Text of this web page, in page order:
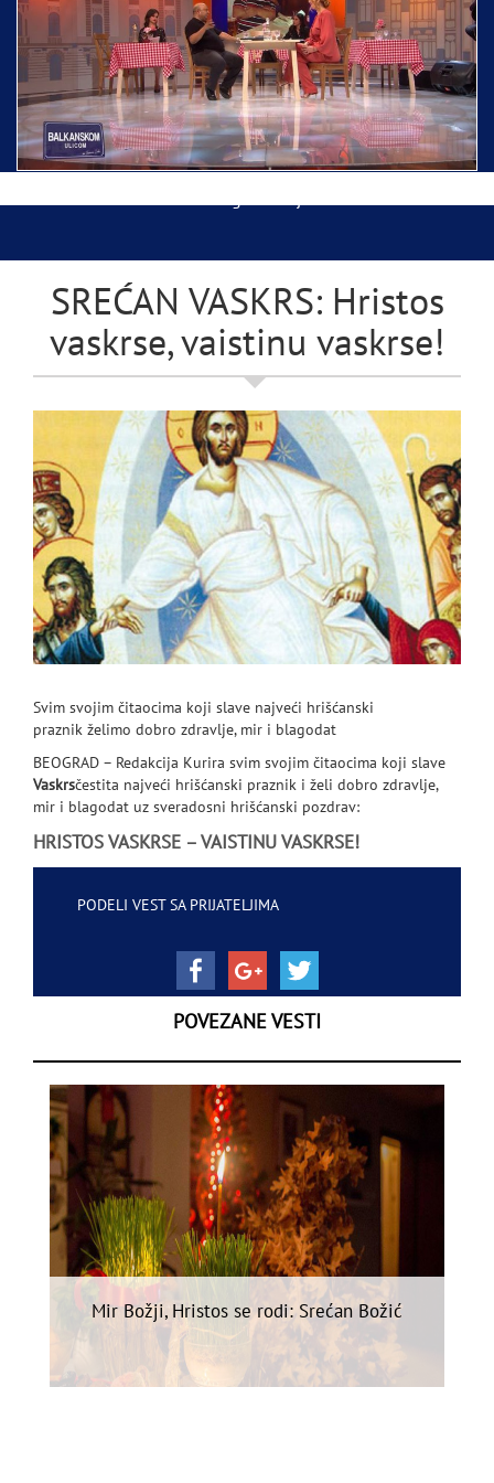
Ispraćaj Pojasa Presvete Bogorodice danas iz
Hrama Svetog Save
SREĆAN VASKRS: Hristos
vaskrse, vaistinu vaskrse!
Svim svojim čitaocima koji slave najveći hrišćanski
praznik želimo dobro zdravlje, mir i blagodat
BEOGRAD – Redakcija Kurira svim svojim čitaocima koji slave
Vaskrsčestita najveći hrišćanski praznik i želi dobro zdravlje,
mir i blagodat uz sveradosni hrišćanski pozdrav:
HRISTOS VASKRSE – VAISTINU VASKRSE!
PODELI VEST SA PRIJATELJIMA
POVEZANE VESTI
Mir Božji, Hristos se rodi: Srećan Božić